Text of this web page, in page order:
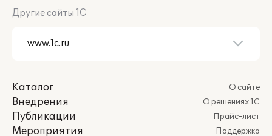
Другие сайты 1С
Каталог
Внедрения
Публикации
Мероприятия
О сайте
О решениях 1С
Прайс-лист
Поддержка